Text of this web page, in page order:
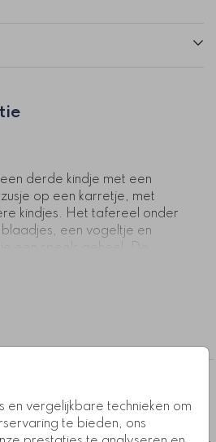
en vergelijkbare technieken om
te bieden, ons
derde kindje met een
op een karretje, met
kindjes. Het tafereel onder
een vogeltje en
in goudfolie op de
aan te passen in de editor,
van de kindjes kunt wijzigen
Geschikt voor de
Personaliseer het kaartje
m